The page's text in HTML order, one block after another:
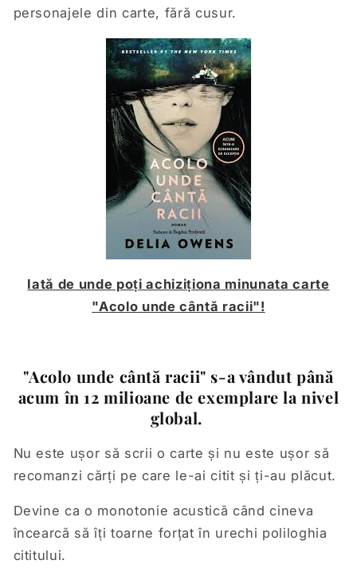
personajele din carte, fără cusur.
Iată de unde poți achiziționa minunata carte
"Acolo unde cântă racii"!
"Acolo unde cântă racii" s-a vândut până
acum în 12 milioane de exemplare la nivel
global.
Nu este ușor să scrii o carte și nu este ușor să
recomanzi cărți pe care le-ai citit și ți-au plăcut.
Devine ca o monotonie acustică când cineva
încearcă să îți toarne forțat în urechi poliloghia
cititului.